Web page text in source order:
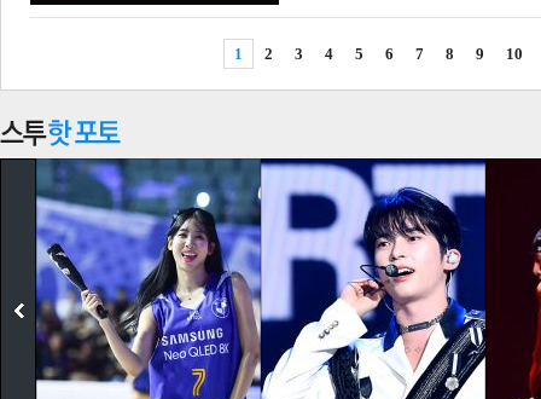
1 2 3 4 5 6 7 8 9 10